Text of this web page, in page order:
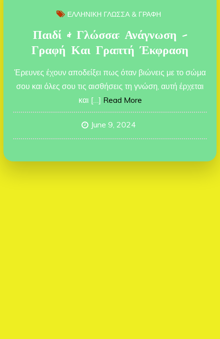
ΕΛΛΗΝΙΚΗ ΓΛΩΣΣΑ & ΓΡΑΦΗ
Παιδί & Γλώσσα: Ανάγνωση –
Γραφή Και Γραπτή Έκφραση
Έρευνες έχουν αποδείξει πως όταν βιώνεις με το σώμα
σου και όλες σου τις αισθήσεις τη γνώση, αυτή έρχεται
και […] Read More
June 9, 2024